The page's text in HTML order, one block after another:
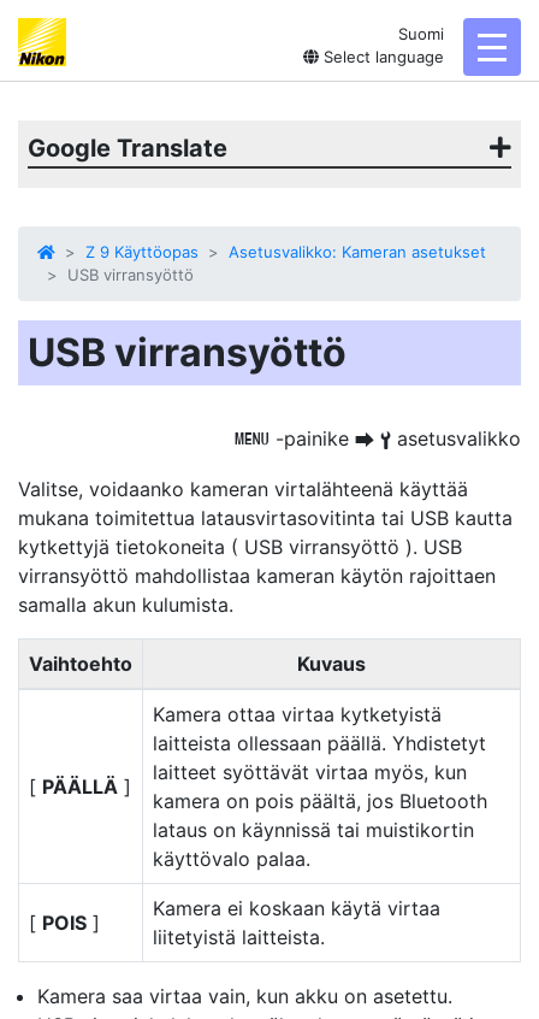
Suomi
Select language
Google Translate
Z 9 Käyttöopas
Asetusvalikko: Kameran asetukset
USB virransyöttö
USB virransyöttö
G -painike U B asetusvalikko
Valitse, voidaanko kameran virtalähteenä käyttää
mukana toimitettua latausvirtasovitinta tai USB kautta
kytkettyjä tietokoneita ( USB virransyöttö ). USB
virransyöttö mahdollistaa kameran käytön rajoittaen
samalla akun kulumista.
Vaihtoehto Kuvaus
[ PÄÄLLÄ ]
Kamera ottaa virtaa kytketyistä
laitteista ollessaan päällä. Yhdistetyt
laitteet syöttävät virtaa myös, kun
kamera on pois päältä, jos Bluetooth
lataus on käynnissä tai muistikortin
käyttövalo palaa.
[ POIS ]
Kamera ei koskaan käytä virtaa
liitetyistä laitteista.
Kamera saa virtaa vain, kun akku on asetettu.